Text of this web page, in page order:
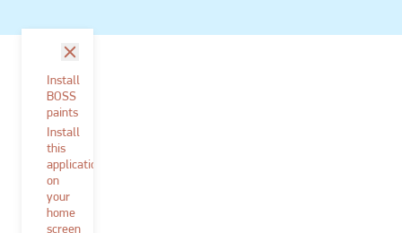
Install
BOSS
paints
Install
this
application
on
your
home
screen
sluit